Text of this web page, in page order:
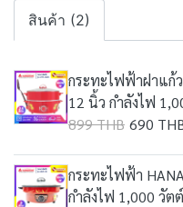
สินค้า (2)
กระทะไฟฟ้าฝาแก้
12 นิ้ว กำลังไฟ
899 THB 690
กระทะไฟฟ้า
กำลังไฟ 1,000 วัตต์